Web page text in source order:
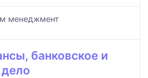
менеджмент
банковское и